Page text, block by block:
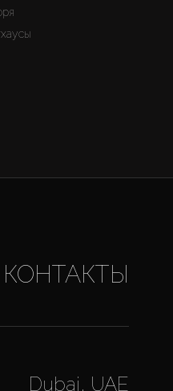
КОНТАКТЫ
Dubai, UAE